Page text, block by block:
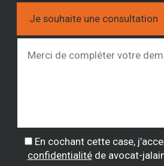
En cochant cette case,
confidentialitéde avocat-